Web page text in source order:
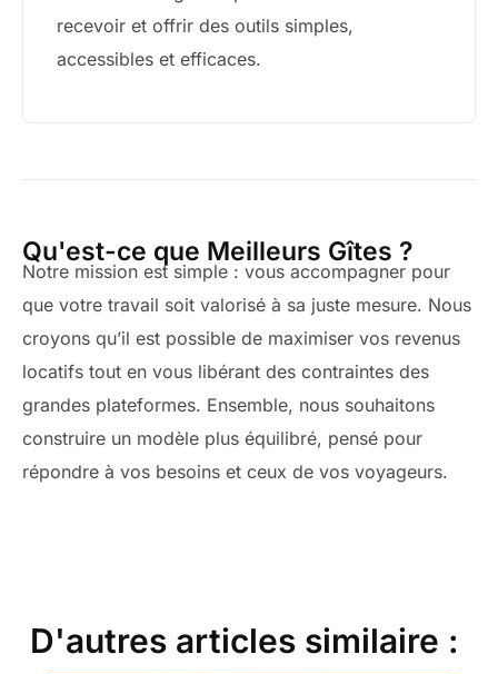
recevoir et offrir des outils simples,
accessibles et efficaces.
Qu'est-ce que Meilleurs Gîtes ?
Notre mission est simple : vous accompagner pour
que votre travail soit valorisé à sa juste mesure. Nous
croyons qu’il est possible de maximiser vos revenus
locatifs tout en vous libérant des contraintes des
grandes plateformes. Ensemble, nous souhaitons
construire un modèle plus équilibré, pensé pour
répondre à vos besoins et ceux de vos voyageurs.
D'autres articles similaire :